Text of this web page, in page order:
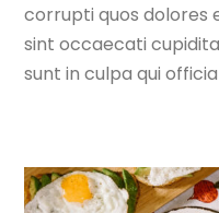
corrupti quos dolores
sint occaecati
sunt in culpa qui